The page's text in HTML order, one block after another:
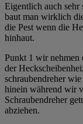
Eigentlich auch sehr
baut man wirklich
die Pest wenn die
hinhaut.
Punkt 1 wir nehmen
der
schraubendreher
hinein während wir
Schraubendreher
abziehen.